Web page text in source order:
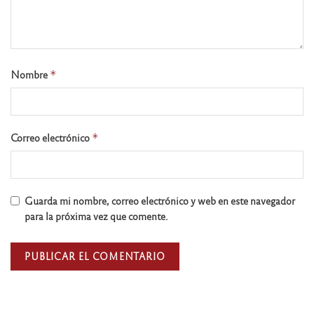
Nombre *
Correo electrónico *
Guarda mi nombre, correo electrónico y web en este navegador
para la próxima vez que comente.